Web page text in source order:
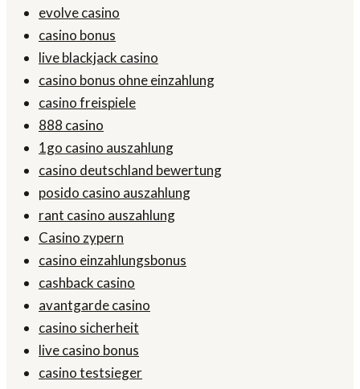
evolve casino
casino bonus
live blackjack casino
casino bonus ohne einzahlung
casino freispiele
888 casino
1go casino auszahlung
casino deutschland bewertung
posido casino auszahlung
rant casino auszahlung
Casino zypern
casino einzahlungsbonus
cashback casino
avantgarde casino
casino sicherheit
live casino bonus
casino testsieger